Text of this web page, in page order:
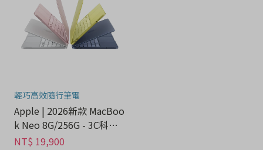
輕巧高效隨行筆電
Apple | 2026新款 MacBoo
k Neo 8G/256G - 3C科技
分期
NT$ 19,900